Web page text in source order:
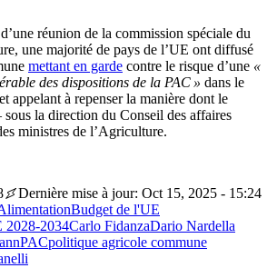
réunion de la commission spéciale du
une majorité de pays de l’UE ont diffusé
mettant en garde contre le risque d’une «
des dispositions de la PAC » dans le
appelant à repenser la manière dont le
la direction du Conseil des affaires
ministres de l’Agriculture.
Dernière mise à jour: Oct 15, 2025 - 15:24
Budget de l'UE
2028-2034Carlo FidanzaDario Nardella
PACpolitique agricole commune